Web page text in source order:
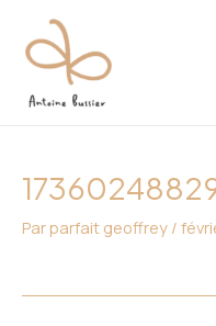
contenu
Parparfait geoffrey /
des
articles